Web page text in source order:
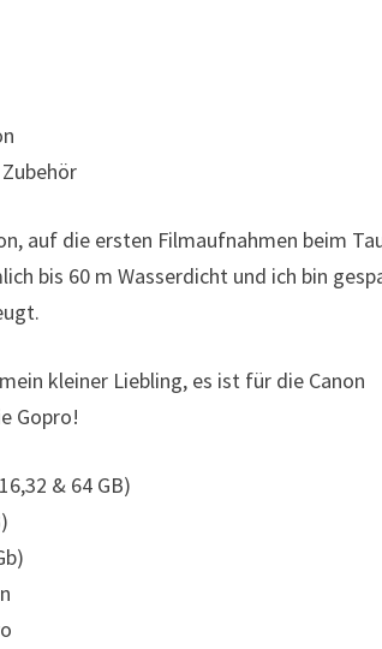
auf die ersten Filmaufnahmen beim
bis 60 m Wasserdicht und ich bin
kleiner Liebling, es ist für die Canon
Gopro!
& 64 GB)